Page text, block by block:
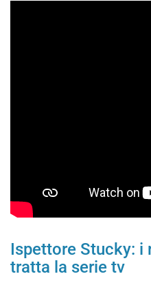
Ispettore Stucky: i
tratta la serie tv